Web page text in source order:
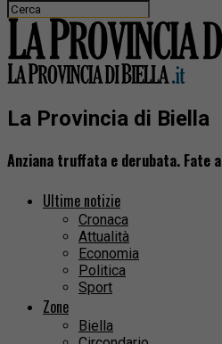
La Provincia di Biella
Anziana truffata e derubata. Fate
Ultime notizie
Cronaca
Attualità
Economia
Politica
Sport
Zone
Biella